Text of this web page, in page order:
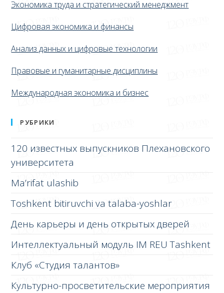
Экономика труда и стратегический менеджмент
Цифровая экономика и финансы
Анализ данных и цифровые технологии
Правовые и гуманитарные дисциплины
Международная экономика и бизнес
РУБРИКИ
120 известных выпускников Плехановского
университета
Ma’rifat ulashib
Toshkent bitiruvchi va talaba-yoshlar
День карьеры и день открытых дверей
Интеллектуальный модуль IM REU Tashkent
Клуб «Студия талантов»
Культурно-просветительские мероприятия